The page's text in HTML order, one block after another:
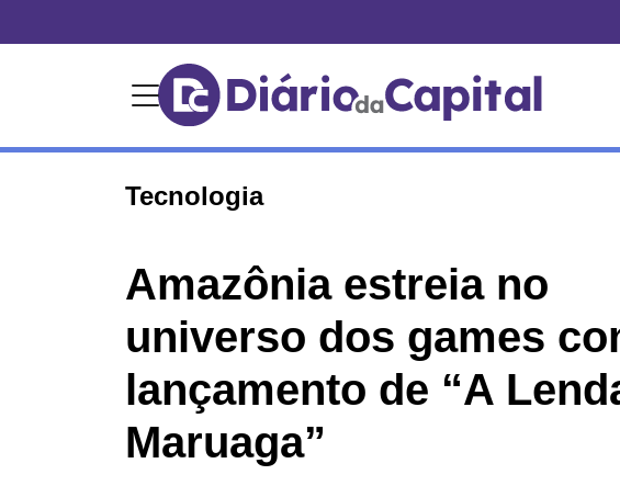
Tecnologia
Amazônia estreia no
universo dos games
lançamento de “A
Maruaga”